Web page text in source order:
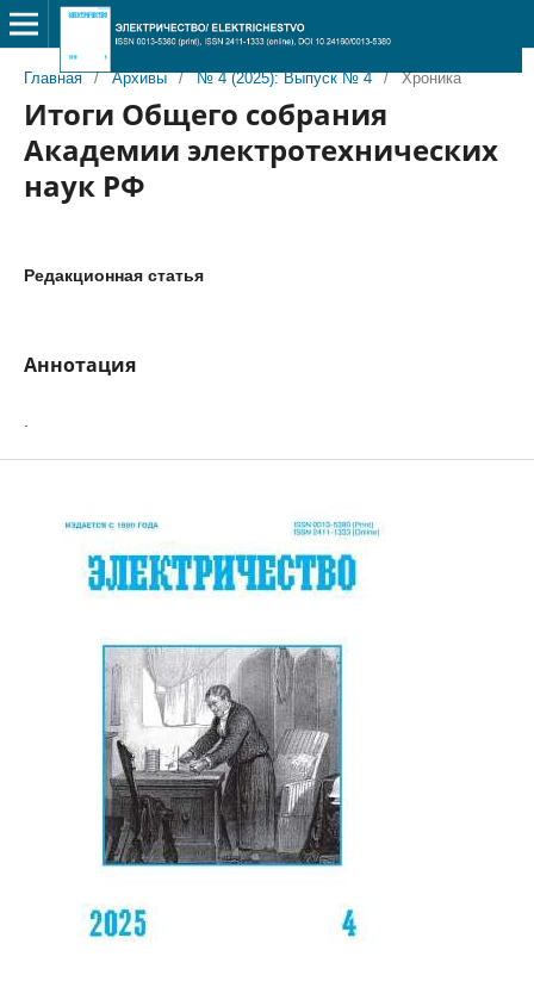
Главная / Архивы / № 4 (2025): Выпуск № 4 / Хроника
Итоги Общего собрания
Академии электротехнических
наук РФ
Редакционная статья
Аннотация